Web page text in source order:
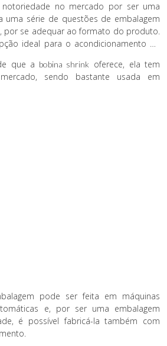
notoriedade no mercado por ser uma
uma série de questões de embalagem
por se adequar ao formato do produto.
ideal para o acondicionamento de
que a bobina shrink oferece, ela tem
sendo bastante usada em
pode ser feita em máquinas
e, por ser uma embalagem
é possível fabricá-la também com